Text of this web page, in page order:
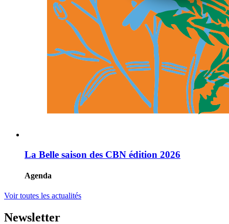
La Belle saison des CBN édition 2026
Agenda
Voir toutes les actualités
Newsletter